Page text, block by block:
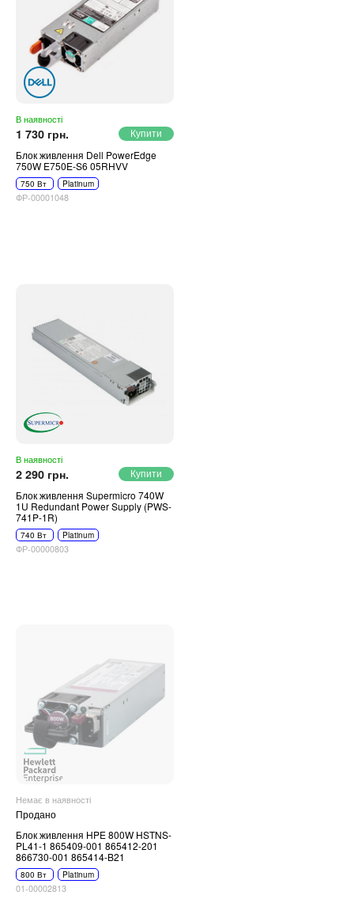
В наявності
1 730 грн.
Блок живлення Dell PowerEdge
750W E750E-S6 05RHVV
750 Вт Platinum
ФР-00001048
В наявності
2 290 грн.
Блок живлення Supermicro 740W
1U Redundant Power Supply (PWS-
741P-1R)
740 Вт Platinum
ФР-00000803
Немає в наявності
Продано
Блок живлення HPE 800W HSTNS-
PL41-1 865409-001 865412-201
866730-001 865414-B21
800 Вт Platinum
01-00002813